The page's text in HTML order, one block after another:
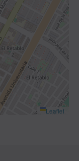
Leaflet